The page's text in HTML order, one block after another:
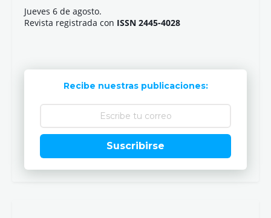
Jueves 6 de agosto.
Revista registrada con ISSN 2445-4028
Recibe nuestras publicaciones:
Suscribirse